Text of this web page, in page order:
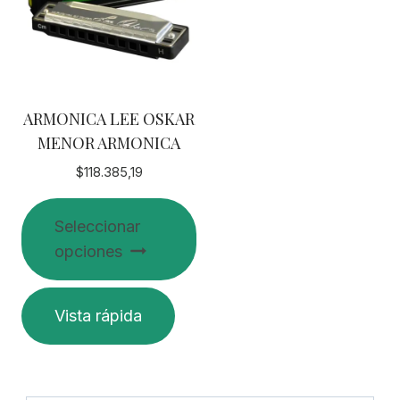
ARMONICA LEE OSKAR
MENOR ARMONICA
$118.385,19
Seleccionar
opciones
Este
producto
tiene
variantes.
Vista rápida